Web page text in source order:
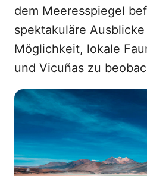
dem Meeresspiegel
spektakuläre
Möglichkeit, lokale
und Vicuñas zu